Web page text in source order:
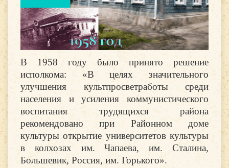
В 1958 году было принято решение
исполкома: «В целях значительного
улучшения культпросветработы среди
населения и усиления коммунистического
воспитания трудящихся района
рекомендовано при Районном доме
культуры открытие университетов культуры
в колхозах им. Чапаева, им. Сталина,
Большевик, Россия, им. Горького».